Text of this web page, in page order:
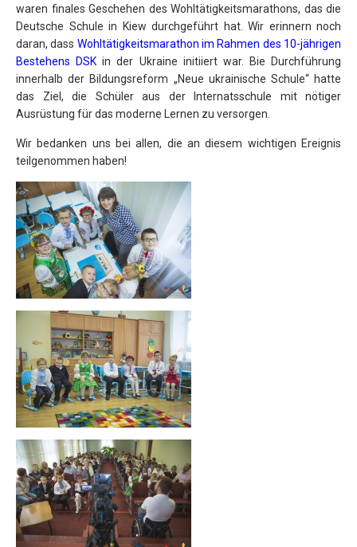
waren finales Geschehen des Wohltätigkeitsmarathons, das die
Deutsche Schule in Kiew durchgeführt hat. Wir erinnern noch
daran, dass Wohltätigkeitsmarathon im Rahmen des 10-jährigen
Bestehens DSKin der Ukraine initiiert war. Вie Durchführung
innerhalb der Bildungsreform „Neue ukrainische Schule“ hatte
das Ziel, die Schüler aus der Internatsschule mit nötiger
Ausrüstung für das moderne Lernen zu versorgen.
Wir bedanken uns bei allen, die an diesem wichtigen Ereignis
teilgenommen haben!